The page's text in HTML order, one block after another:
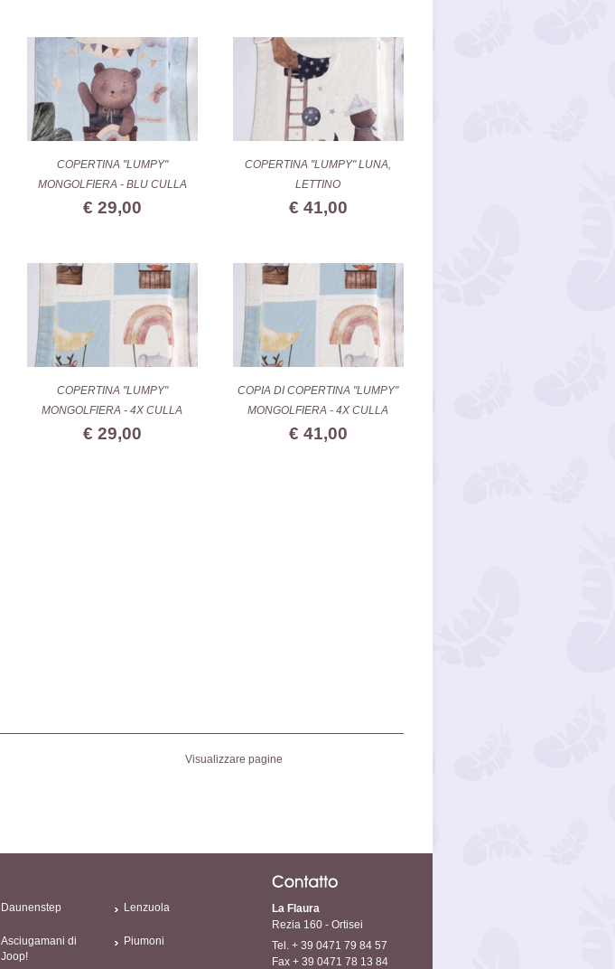
COPERTINA "LUMPY"
MONGOLFIERA - BLU CULLA
€ 29,00
COPERTINA "LUMPY" LUNA,
LETTINO
€ 41,00
COPERTINA "LUMPY"
MONGOLFIERA - 4X CULLA
€ 29,00
COPIA DI COPERTINA "LUMPY"
MONGOLFIERA - 4X CULLA
€ 41,00
Visualizzare pagine
Daunenstep Lenzuola
Asciugamani di
Joop!
Piumoni
La Flaura
Rezia 160 - Ortisei
Tel. + 39 0471 79 84 57
Fax + 39 0471 78 13 84